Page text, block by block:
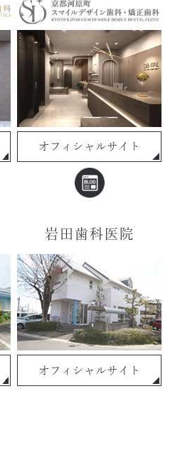
オフィシャルサイト
岩田歯科医院
オフィシャルサイト